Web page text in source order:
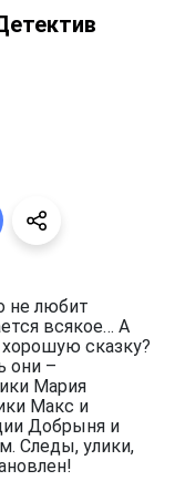
не любит
всякое… А
сказку?
они –
Мария
Макс и
Добрыня и
Следы, улики,